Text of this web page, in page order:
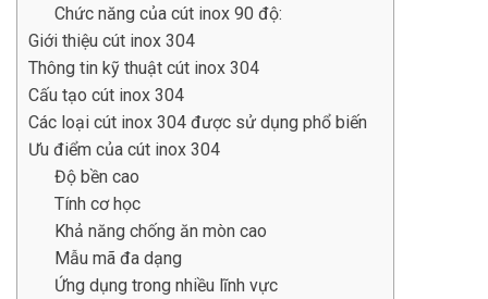
Chức năng của cút inox 90 độ:
Giới thiệu cút inox 304
Thông tin kỹ thuật cút inox 304
Cấu tạo cút inox 304
Các loại cút inox 304 được sử dụng phổ biến
Ưu điểm của cút inox 304
Độ bền cao
Tính cơ học
Khả năng chống ăn mòn cao
Mẫu mã đa dạng
Ứng dụng trong nhiều lĩnh vực